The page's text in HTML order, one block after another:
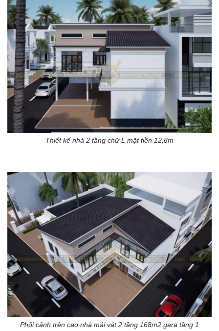
Thiết kế nhà 2 tầng chữ L mặt tiền 12,8m
Phối cảnh trên cao nhà mái vát 2 tầng 168m2 gara tầng 1